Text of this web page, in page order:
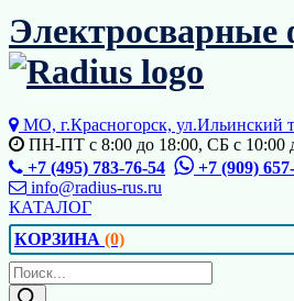
Перейти
к
содержимому
Электросварные
МО, г.Красногорск, ул.Ильинский
ПН-ПТ с 8:00 до 18:00, СБ с 10:00
+7 (495) 783-76-54
+7 (909)
info@radius-rus.ru
КАТАЛОГ
КОРЗИНА (0)
Поиск
товаров